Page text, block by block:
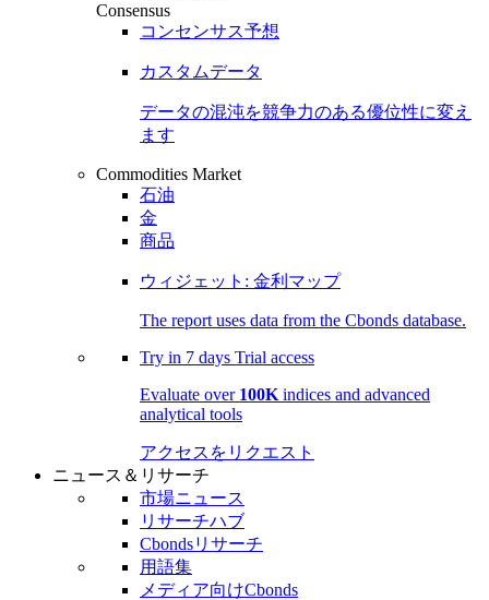
Consensus
コンセンサス予想
カスタムデータ
データの混沌を競争力のある優位性に変え
ます
Commodities Market
石油
金
商品
ウィジェット: 金利マップ
The report uses data from the Cbonds database.
Try in 7 days Trial access
Evaluate over 100K indices and advanced
analytical tools
アクセスをリクエスト
ニュース＆リサーチ
市場ニュース
リサーチハブ
Cbondsリサーチ
用語集
メディア向けCbonds